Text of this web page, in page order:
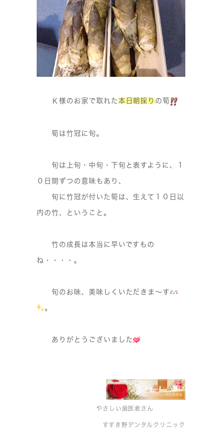
Ｋ 様のお家で取れた 本日朝採り の筍
筍は竹冠に旬。
旬は上旬・中旬・下旬と表すように、１
０日間ずつの意味もあり、
旬に竹冠が付いた筍は、生えて１０日以
内の竹、ということ。
竹の成長は本当に早いですもの
ね・・・・。
旬のお味、美味しくいただきま〜す
。
ありがとうございました
やさしい歯医者さん
すすき野デンタルクリニック